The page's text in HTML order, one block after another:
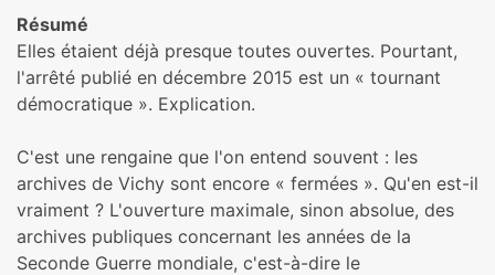
Résumé
Elles étaient déjà presque toutes ouvertes. Pourtant,
l'arrêté publié en décembre 2015 est un « tournant
démocratique ». Explication.
C'est une rengaine que l'on entend souvent : les
archives de Vichy sont encore « fermées ». Qu'en est-il
vraiment ? L'ouverture maximale, sinon absolue, des
archives publiques concernant les années de la
Seconde Guerre mondiale, c'est-à-dire le